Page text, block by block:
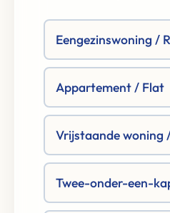
Eengezinswoning /
Appartement / Flat
Vrijstaande woning
Twee-onder-een-